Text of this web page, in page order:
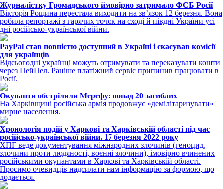
Журналістку Громадського ймовірно затримало ФСБ Росії
Вікторія Рощина перестала виходити на зв’язок 12 березня. Вона
робила репортажі з гарячих точок на сході й півдні України усі
дні російсько-української війни.
PayPal став повністю доступний в Україні і скасував комісії
для українців
Відсьогодні українці можуть отримувати та переказувати кошти
через ПейПел. Раніше платіжний сервіс припинив працювати в
Росії.
Окупанти обстріляли Мерефу: понад 20 загиблих
На Харківщині російська армія продовжує «демілітаризувати»
мирне населення.
Хронологія подій у Харкові та Харківській області під час
російсько-української війни. 17 березня 2022 року
ХПГ веде документування міжнародних злочинів (геноцид,
злочини проти людяності, воєнні злочини), імовірно вчинених
російськими окупантами в Харкові та Харківській області.
Просимо очевидців надсилати нам інформацію за формою, що
додається.